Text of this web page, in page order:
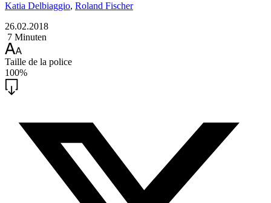
Katia Delbiaggio, Roland Fischer
26.02.2018
7 Minuten
Taille de la police
100%